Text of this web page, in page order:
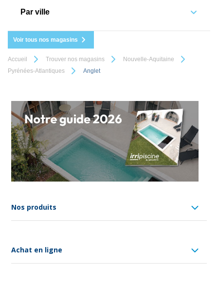
Par ville
Voir tous nos magasins
Accueil Trouver nos magasins
Nouvelle-Aquitaine
Pyrénées-Atlantiques
Anglet
Nos produits
Achat en ligne